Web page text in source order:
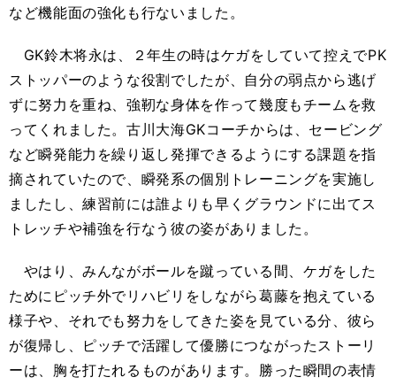
など機能面の強化も行ないました。
GK鈴木将永は、２年生の時はケガをしていて控えでPK
ストッパーのような役割でしたが、自分の弱点から逃げ
ずに努力を重ね、強靭な身体を作って幾度もチームを救
ってくれました。古川大海GKコーチからは、セービング
など瞬発能力を繰り返し発揮できるようにする課題を指
摘されていたので、瞬発系の個別トレーニングを実施し
ましたし、練習前には誰よりも早くグラウンドに出てス
トレッチや補強を行なう彼の姿がありました。
やはり、みんながボールを蹴っている間、ケガをした
ためにピッチ外でリハビリをしながら葛藤を抱えている
様子や、それでも努力をしてきた姿を見ている分、彼ら
が復帰し、ピッチで活躍して優勝につながったストーリ
ーは、胸を打たれるものがあります。勝った瞬間の表情